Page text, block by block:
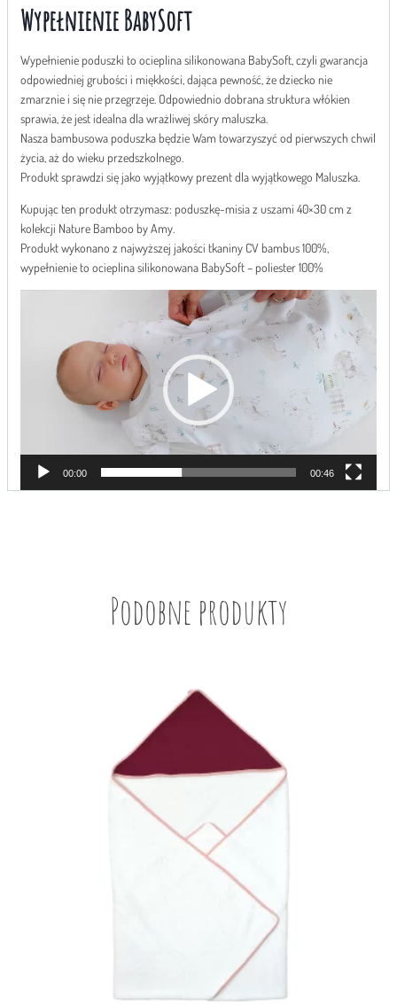
Wypełnienie BabySoft
Wypełnienie poduszki to ocieplina silikonowana BabySoft, czyli gwarancja
odpowiedniej grubości i miękkości, dająca pewność, że dziecko nie
zmarznie i się nie przegrzeje. Odpowiednio dobrana struktura włókien
sprawia, że jest idealna dla wrażliwej skóry maluszka.
Nasza bambusowa poduszka będzie Wam towarzyszyć od pierwszych chwil
życia, aż do wieku przedszkolnego.
Produkt sprawdzi się jako wyjątkowy prezent dla wyjątkowego Maluszka.
Kupując ten produkt otrzymasz: poduszkę-misia z uszami 40×30 cm z
kolekcji Nature Bamboo by Amy.
Produkt wykonano z najwyższej jakości tkaniny CV bambus 100%,
wypełnienie to ocieplina silikonowana BabySoft – poliester 100%
c
v
00:00 00:46
Podobne produkty